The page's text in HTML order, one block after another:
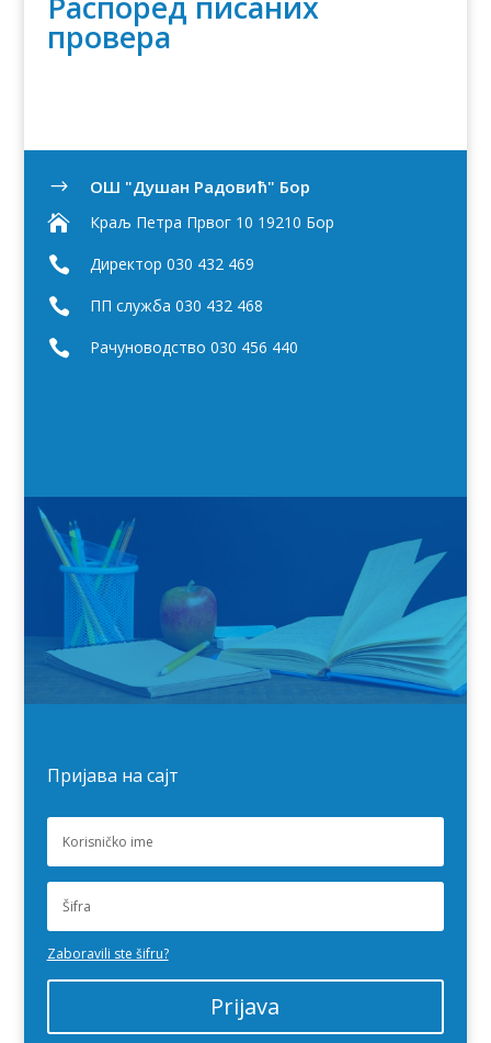
провера
$
OШ "Душан Радовић" Бор

Краљ Петра Првог 10 19210 Бор
 Директор 030 432 469
 ПП служба 030 432 468
 Рачуноводство 030 456 440
Пријава на сајт
Zaboravili ste šifru?
Prijava